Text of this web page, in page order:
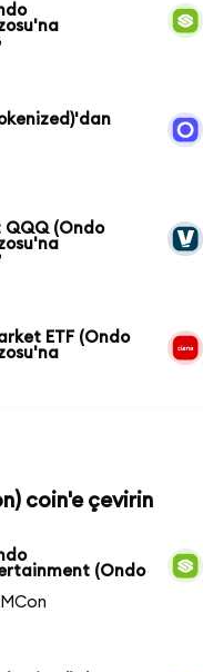
QQQ (Ondo
ETF (Ondo
coin'e çevirin
(Ondo